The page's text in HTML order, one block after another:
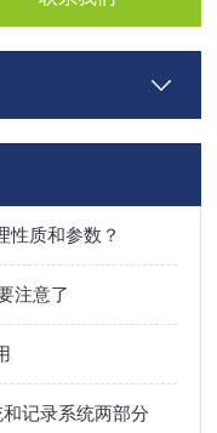
性质和参数？
注意了
记录系统两部分